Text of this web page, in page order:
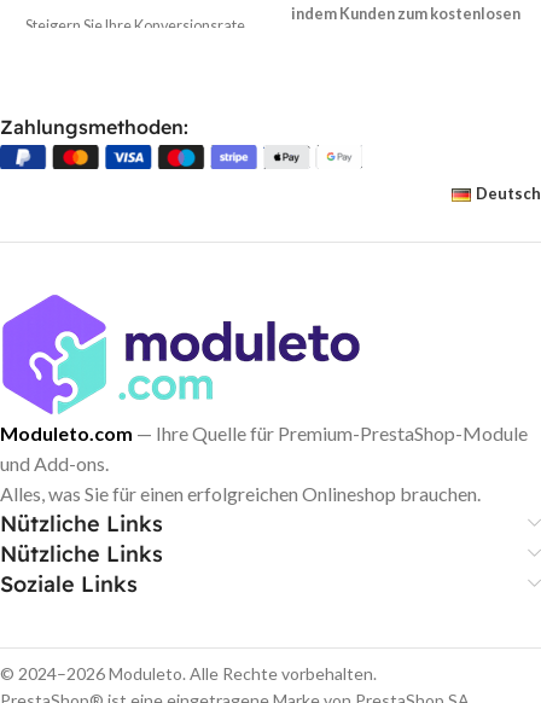
Steigern Sie Ihre Konversionsrate
Heben Sie zeitlich begrenzte
Angebote und Aktionen auf
Produktseiten, in Kategorien oder
indem Kunden zum kostenlosen
Zahlungsmethoden:
Deutsch
Moduleto.com — Ihre Quelle für Premium-PrestaShop-Module
und Add-ons.
Alles, was Sie für einen erfolgreichen Onlineshop brauchen.
Nützliche Links
Nützliche Links
Soziale Links
© 2024–2026 Moduleto. Alle Rechte vorbehalten.